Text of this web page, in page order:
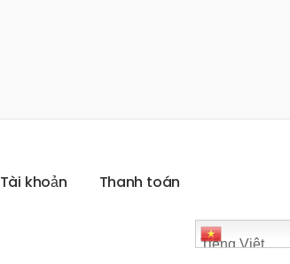
Tài khoản Thanh toán
Tiếng Việt